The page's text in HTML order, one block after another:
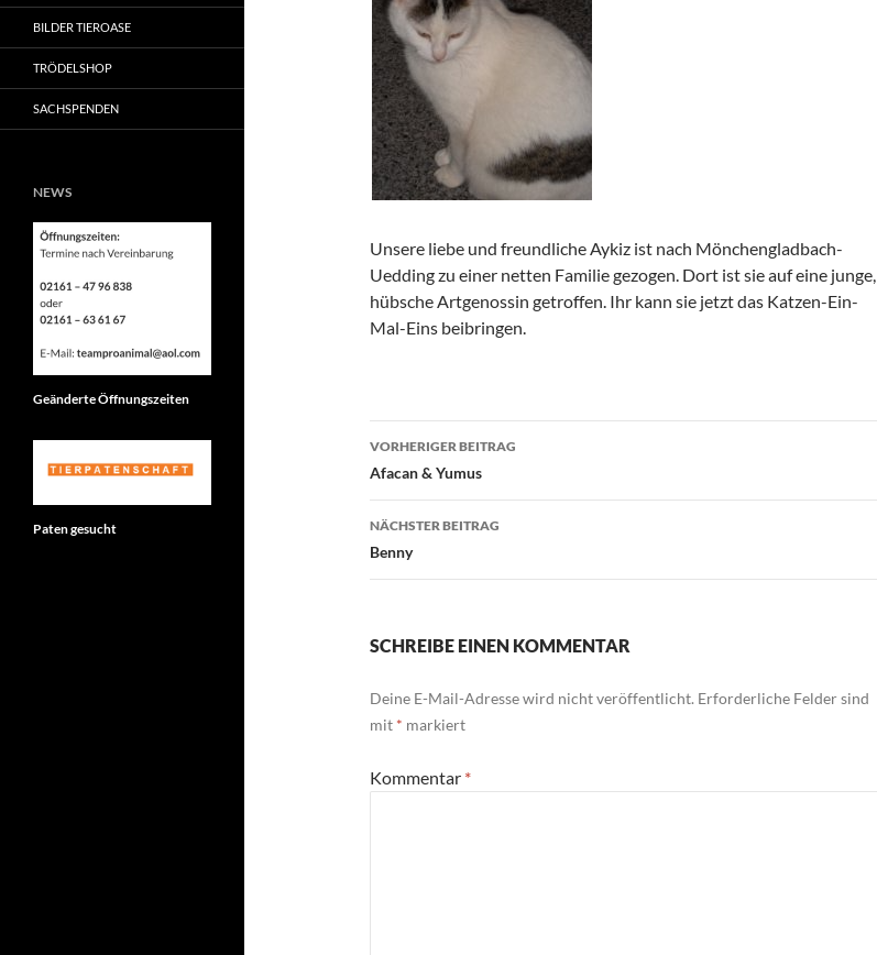
Unsere liebe und freundliche Aykiz ist nach Mönchengladbach-
Uedding zu einer netten Familie gezogen. Dort ist sie auf eine junge,
hübsche Artgenossin getroffen. Ihr kann sie jetzt das Katzen-Ein-
Mal-Eins beibringen.
Beitragsnavigation
VORHERIGER BEITRAG
Afacan & Yumus
NÄCHSTER BEITRAG
Benny
SCHREIBE EINEN KOMMENTAR
Deine E-Mail-Adresse wird nicht veröffentlicht. Erforderliche Felder sind
mit * markiert
Kommentar *
BILDER TIEROASE
TRÖDELSHOP
SACHSPENDEN
NEWS
Geänderte Öffnungszeiten
Paten gesucht